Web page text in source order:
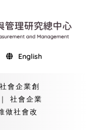
English
會企業創
社會企業
做社會改